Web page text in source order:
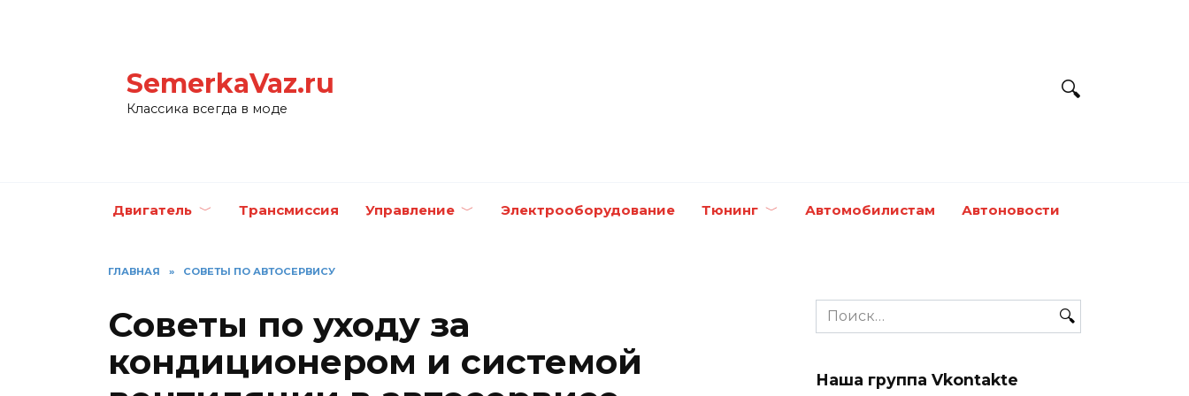
SemerkaVaz.ru
Классика всегда в моде
Двигатель Трансмиссия Управление Электрооборудование Тюнинг Автомобилистам Автоновости
ГЛАВНАЯ » СОВЕТЫ ПО АВТОСЕРВИСУ
Советы по уходу за
кондиционером и системой
Search
for:
Наша группа Vkontakte